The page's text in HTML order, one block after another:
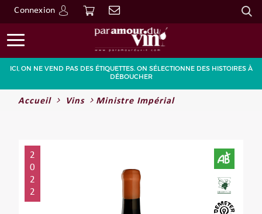
Connexion
Go
ICI, ON NE VEND PAS DES ÉTIQUETTES. ON SÉLECTIONNE DES HISTOIRES À
DÉBOUCHER
Accueil Vins Ministre Impérial
2
0
2
2